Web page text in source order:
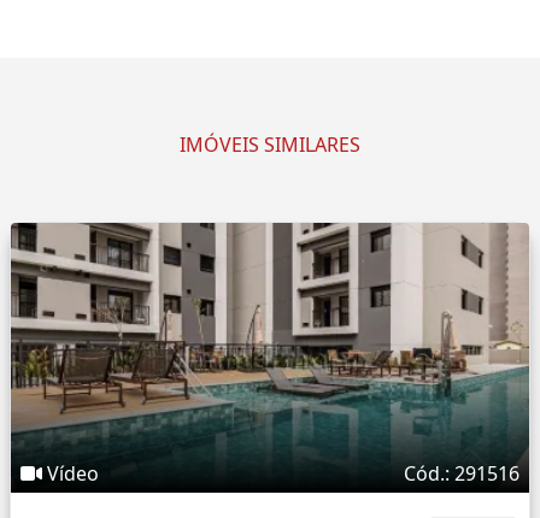
IMÓVEIS SIMILARES
Vídeo Cód.: 291516